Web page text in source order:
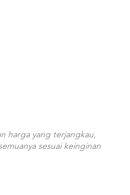
harga yang terjangkau,
sesuai keinginan